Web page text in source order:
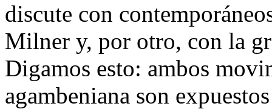
discute con
Milner y, por otro, con la
Digamos esto: ambos
agambeniana son